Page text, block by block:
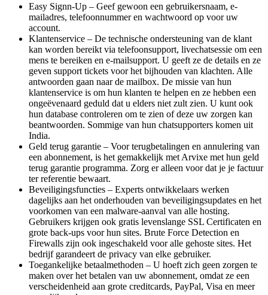
Easy Signn-Up – Geef gewoon een gebruikersnaam, e-
mailadres, telefoonnummer en wachtwoord op voor uw
account.
Klantenservice – De technische ondersteuning van de klant
kan worden bereikt via telefoonsupport, livechatsessie om een
mens te bereiken en e-mailsupport. U geeft ze de details en ze
geven support tickets voor het bijhouden van klachten. Alle
antwoorden gaan naar de mailbox. De missie van hun
klantenservice is om hun klanten te helpen en ze hebben een
ongeëvenaard geduld dat u elders niet zult zien. U kunt ook
hun database controleren om te zien of deze uw zorgen kan
beantwoorden. Sommige van hun chatsupporters komen uit
India.
Geld terug garantie – Voor terugbetalingen en annulering van
een abonnement, is het gemakkelijk met Arvixe met hun geld
terug garantie programma. Zorg er alleen voor dat je je factuur
ter referentie bewaart.
Beveiligingsfuncties – Experts ontwikkelaars werken
dagelijks aan het onderhouden van beveiligingsupdates en het
voorkomen van een malware-aanval van alle hosting.
Gebruikers krijgen ook gratis levenslange SSL Certificaten en
grote back-ups voor hun sites. Brute Force Detection en
Firewalls zijn ook ingeschakeld voor alle gehoste sites. Het
bedrijf garandeert de privacy van elke gebruiker.
Toegankelijke betaalmethoden – U hoeft zich geen zorgen te
maken over het betalen van uw abonnement, omdat ze een
verscheidenheid aan grote creditcards, PayPal, Visa en meer